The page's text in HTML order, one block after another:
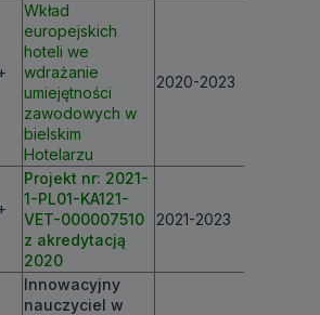
Wkład
europejskich
hoteli we
wdrażanie
umiejętności
zawodowych w
bielskim
Hotelarzu
2020-2023
Projekt nr: 2021-
1-PL01-KA121-
VET-000007510
z akredytacją
2020
2021-2023
Innowacyjny
nauczyciel w